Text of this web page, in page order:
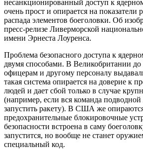
несанкционированный доступ к
очень прост и опирается на показатели
распада элементов боеголовки. Об
пресс-релизе Ливерморской
имени Эрнеста Лоуренса.
Проблема безопасного доступа к
двумя способами. В Великобритании
офицерам и другому персоналу
такая система опирается на доверие к
людей и дает сбой только в случае
(например, если вся команда подводной
запустить ракету). В США же
предохранительные блокировочные
безопасности встроена в саму
запустится, но вообще не станет
специальный код.